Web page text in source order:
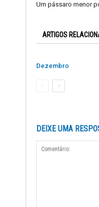
Um pássaro menor
ARTIGOS
Dezembro
DEIXE UMA